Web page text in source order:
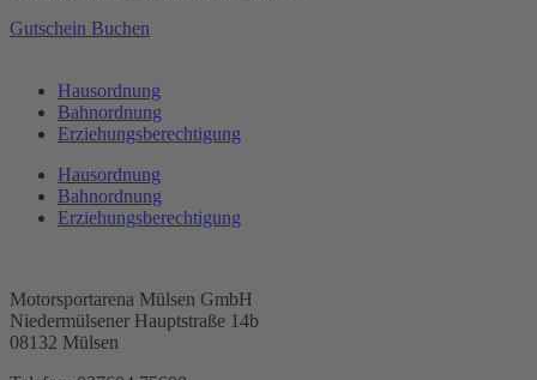
Gutschein Buchen
Hausordnung
Bahnordnung
Erziehungsberechtigung
Hausordnung
Bahnordnung
Erziehungsberechtigung
Motorsportarena Mülsen GmbH
Niedermülsener Hauptstraße 14b
08132 Mülsen